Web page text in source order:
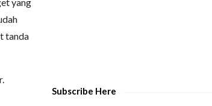
tanda
Subscribe Here